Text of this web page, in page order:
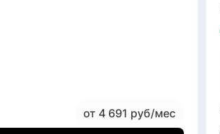
от 4 691 руб/мес